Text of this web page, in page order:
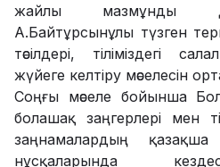
жайлы мазмұнды
А.Байтұрсынұлы түзген
тәсілдері, тіліміздегі
жүйеге келтіру мәселесін
Соңғы мәселе бойынша
болашақ заңгерлері мен
заңнамалардың
нұсқаларында